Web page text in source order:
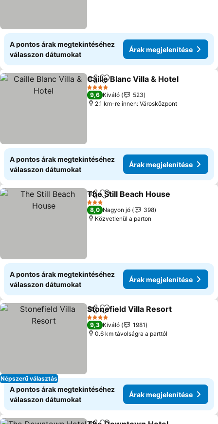
A pontos árak megtekintéséhez
válasszon dátumokat
Árak megjelenítése
Megosztás
Hozzáadás a kedvencekhez
Caille Blanc Villa & Hotel
4 Kategória
9,6 Kiváló
523
2.1 km-re innen: Városközpont
A pontos árak megtekintéséhez
válasszon dátumokat
Árak megjelenítése
Megosztás
Hozzáadás a kedvencekhez
The Still Beach House
3 Kategória
8,0 Nagyon jó
398
Közvetlenül a parton
A pontos árak megtekintéséhez
válasszon dátumokat
Árak megjelenítése
Népszerű választás
Megosztás
Hozzáadás a kedvencekhez
Stonefield Villa Resort
4 Kategória
9,3 Kiváló
1981
0.6 km távolságra a parttól
A pontos árak megtekintéséhez
válasszon dátumokat
Árak megjelenítése